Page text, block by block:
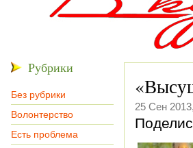
Рубрики
Без рубрики
Волонтерство
Есть проблема
25 Сен